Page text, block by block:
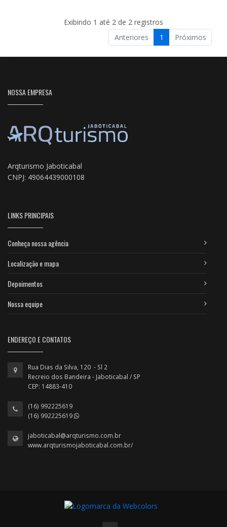
Exibindo 1 até 2 de 2 registros
Anteriores
1 Próximos
NOSSA EMPRESA
Arqturismo Jaboticabal
CNPJ: 49064439000108
LINKS PRINCIPAIS
Conheça nossa agência
Localização e mapa
Depoimentos
Nossa equipe
ENDEREÇO E CONTATOS
Rua Dias da Silva, 120 - Sl 2
Recreio dos Bandeira - Jaboticabal / SP
CEP: 14883-410
(16) 992225619
(16) 992225619
jaboticabal@arqturismo.com.br
www.arqturismojaboticabal.com.br/